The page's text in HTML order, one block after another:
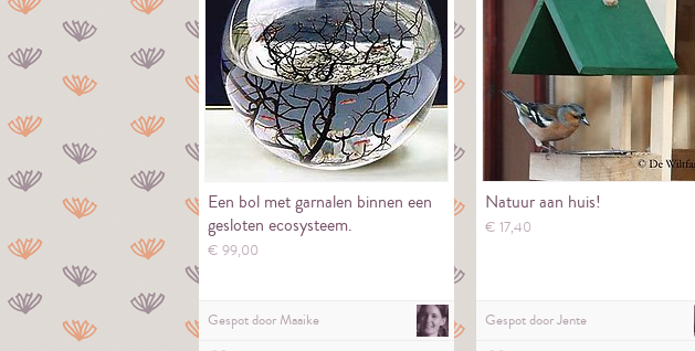
Een bol met garnalen binnen een
gesloten ecosysteem.
€ 99,00
Gespot doorMaaike
Natuur aan huis!
€ 17,40
Gespot doorJente